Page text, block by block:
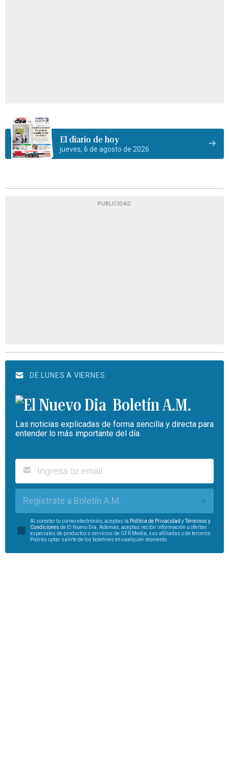
El diario de hoy
jueves, 6 de agosto de 2026
PUBLICIDAD
DE LUNES A VIERNES
Boletín A.M.
Las noticias explicadas de forma sencilla y directa para
entender lo más importante del día.
Regístrate a Boletín A.M.
Al someter tu correo electrónico, aceptas la Política de Privacidad yTérminos y
Condiciones de El Nuevo Día. Además, aceptas recibir información u ofertas
especiales de productos o servicios de GFR Media, sus afiliadas o de terceros.
Podrás optar salirte de los boletines en cualquier momento.